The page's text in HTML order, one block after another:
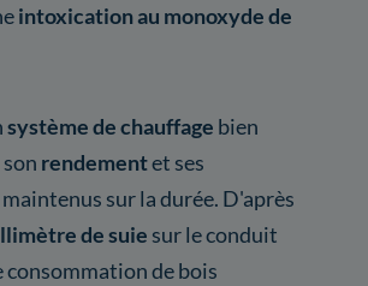
intoxication au monoxyde de
système de chauffage bien
rendementet ses
maintenus sur la durée. D'après
de suie sur le conduit
consommation de bois